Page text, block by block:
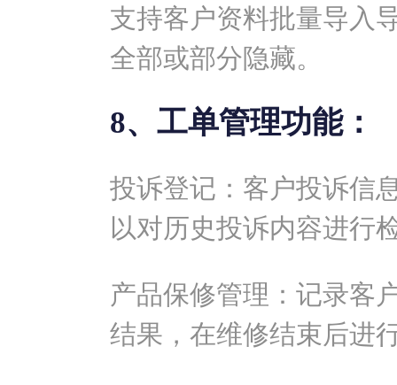
支持客户资料批量导入
全部或部分隐藏。
8、工单管理功能：
投诉登记：客户投诉信
以对历史投诉内容进行
产品保修管理：记录客
结果，在维修结束后进